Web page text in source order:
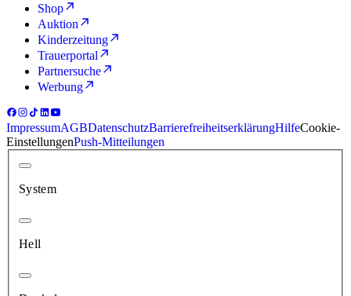
Shop
Auktion
Kinderzeitung
Trauerportal
Partnersuche
Werbung
ImpressumAGBDatenschutzBarrierefreiheitserklärungHilfeCookie-
EinstellungenPush-Mitteilungen
System
Hell